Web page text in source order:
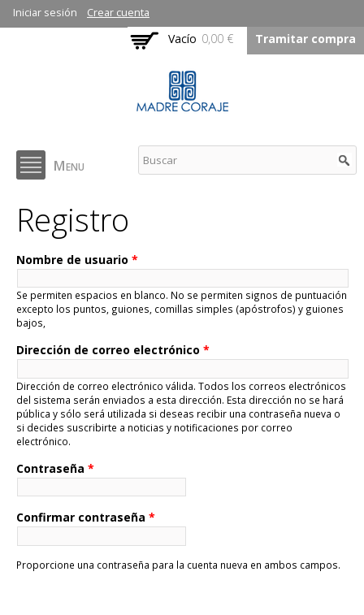
Pasar al
contenido
principal
Iniciar sesión Crear cuenta
Vacío 0,00 € Tramitar compra
Madre Coraje - Libros
Solidarios
Menu
Registro
Nombre de usuario *
Se permiten espacios en blanco. No se permiten signos de puntuación
excepto los puntos, guiones, comillas simples (apóstrofos) y guiones
bajos,
Dirección de correo electrónico *
Dirección de correo electrónico válida. Todos los correos electrónicos
del sistema serán enviados a esta dirección. Esta dirección no se hará
pública y sólo será utilizada si deseas recibir una contraseña nueva o
si decides suscribirte a noticias y notificaciones por correo
electrónico.
Contraseña *
Confirmar contraseña *
Proporcione una contraseña para la cuenta nueva en ambos campos.